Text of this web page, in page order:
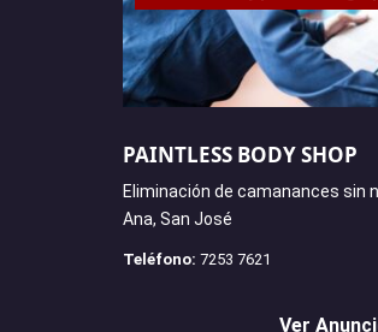
PAINTLESS BODY SHOP
Eliminación de camanances sin
Ana, San José
Teléfono: 7253 7621
Ver